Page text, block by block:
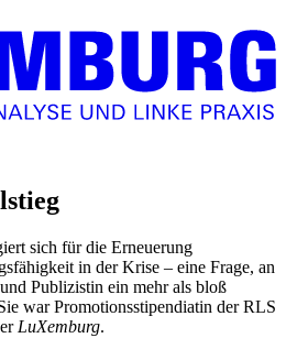
sich für die Erneuerung
in der Krise – eine Frage, an
Publizistin ein mehr als bloß
war Promotionsstipendiatin der RLS
LuXemburg.